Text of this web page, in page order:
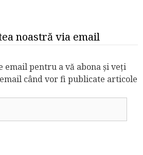
noastră via email
email pentru a vă abona și veți
când vor fi publicate articole